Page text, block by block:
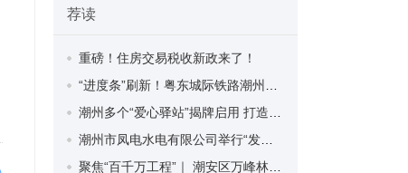
荐读
重磅！住房交易税收新政来了！